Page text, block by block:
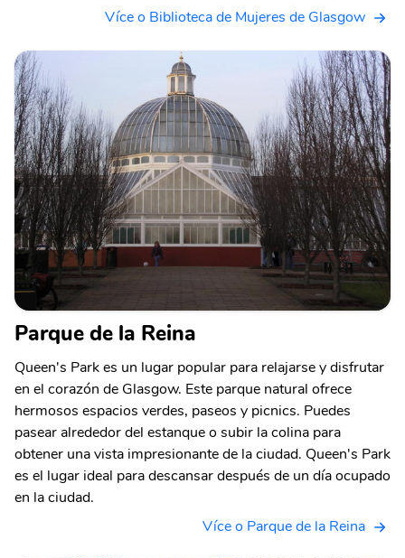
Více o Biblioteca de Mujeres de Glasgow
Parque de la Reina
Queen's Park es un lugar popular para relajarse y disfrutar
en el corazón de Glasgow. Este parque natural ofrece
hermosos espacios verdes, paseos y picnics. Puedes
pasear alrededor del estanque o subir la colina para
obtener una vista impresionante de la ciudad. Queen's Park
es el lugar ideal para descansar después de un día ocupado
en la ciudad.
Více o Parque de la Reina